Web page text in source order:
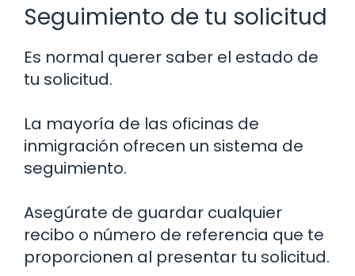
Seguimiento de tu solicitud
Es normal querer saber el estado de
tu solicitud.
La mayoría de las oficinas de
inmigración ofrecen un sistema de
seguimiento.
Asegúrate de guardar cualquier
recibo o número de referencia que te
proporcionen al presentar tu solicitud.